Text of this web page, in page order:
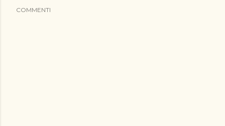
COMMENTI